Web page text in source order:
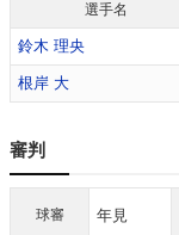
選手名
鈴木 理央
根岸 大
審判
球審 年見